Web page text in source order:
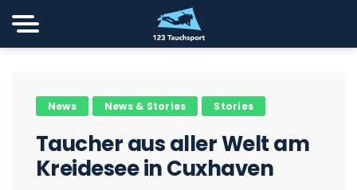
News News & Stories Stories
Taucher aus aller Welt am
Kreidesee in Cuxhaven